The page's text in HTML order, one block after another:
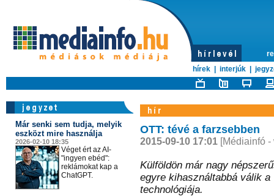
hírek
interjúk
Már senki sem tudja, melyik
eszközt mire használja
2026-02-10 18:35
Véget ért az AI-
"ingyen ebéd":
reklámokat kap a
ChatGPT.
OTT: tévé a farzsebben
2015-09-10 17:01[Médiainfó -
Külföldön már nagy
egyre kihasználtabbá válik
technológiája.